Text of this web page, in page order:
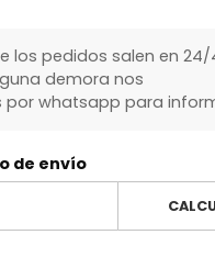
los pedidos salen en 24/
demora nos
por whatsapp para
de envío